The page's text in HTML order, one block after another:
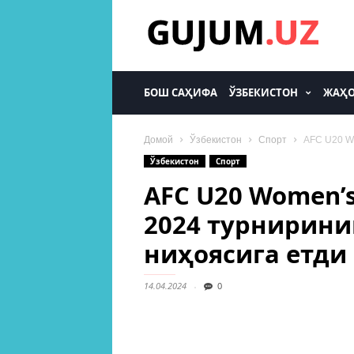
БОШ САҲИФА ЎЗБЕКИСТОН
Домой Ўзбекистон Спорт
AFC U20
Ўзбекистон
Спорт
AFC U20
2024
ниҳоясига етди
14.04.2024 0